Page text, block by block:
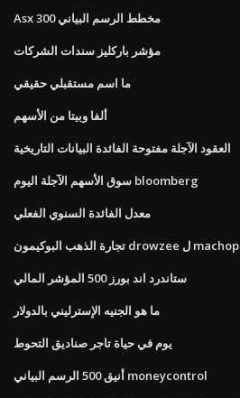
Asx 300 مخطط الرسم البياني
مؤشر باركليز سندات الشركات
ما اسم مستقبلي حقيقي
ألفا وبيتا من الأسهم
العقود الآجلة مفتوحة الفائدة البيانات التاريخية
سوق الأسهم الآجلة اليوم bloomberg
معدل الفائدة السنوي الفعلي
تجارة الذهب البوكيمون drowzee ل machop
ستاندرد اند بورز 500 المؤشر المالي
ما هو الجنيه الإسترليني بالدولار
يوم في حياة تاجر صناديق التحوط
أنيق 500 الرسم البياني moneycontrol